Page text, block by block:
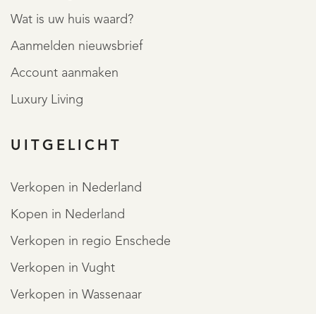
Wat is uw huis waard?
Aanmelden nieuwsbrief
Account aanmaken
Luxury Living
UITGELICHT
Verkopen in Nederland
Kopen in Nederland
Verkopen in regio Enschede
Verkopen in Vught
Verkopen in Wassenaar